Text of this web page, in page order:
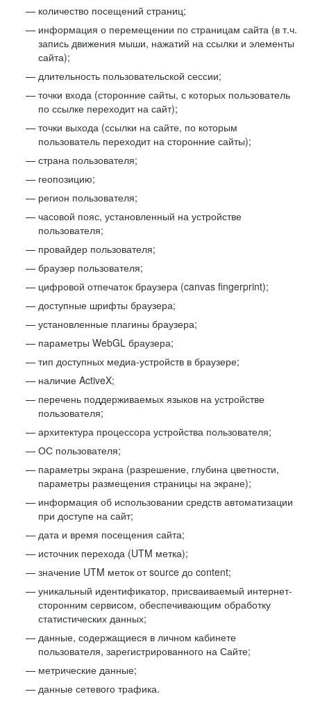
количество посещений страниц;
информация о перемещении по страницам сайта (в т.ч.
запись движения мыши, нажатий на ссылки и элементы
сайта);
длительность пользовательской сессии;
точки входа (сторонние сайты, с которых пользователь
по ссылке переходит на сайт);
точки выхода (ссылки на сайте, по которым
пользователь переходит на сторонние сайты);
страна пользователя;
геопозицию;
регион пользователя;
часовой пояс, установленный на устройстве
пользователя;
провайдер пользователя;
браузер пользователя;
цифровой отпечаток браузера (canvas fingerprint);
доступные шрифты браузера;
установленные плагины браузера;
параметры WebGL браузера;
тип доступных медиа-устройств в браузере;
наличие ActiveX;
перечень поддерживаемых языков на устройстве
пользователя;
архитектура процессора устройства пользователя;
ОС пользователя;
параметры экрана (разрешение, глубина цветности,
параметры размещения страницы на экране);
информация об использовании средств автоматизации
при доступе на сайт;
дата и время посещения сайта;
источник перехода (UTM метка);
значение UTM меток от source до content;
уникальный идентификатор, присваиваемый интернет-
сторонним сервисом, обеспечивающим обработку
статистических данных;
данные, содержащиеся в личном кабинете
пользователя, зарегистрированного на Сайте;
метрические данные;
данные сетевого трафика.